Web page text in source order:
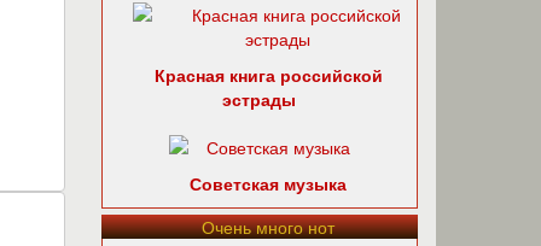
Красная книга российской
эстрады
Советская музыка
Очень много нот